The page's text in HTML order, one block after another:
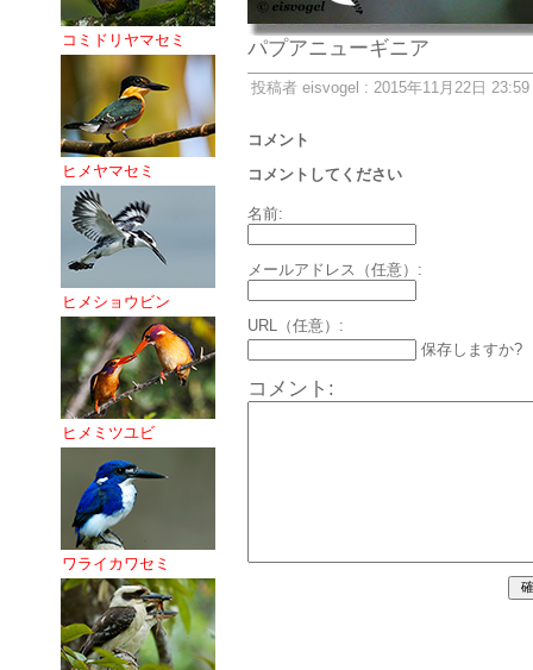
コミドリヤマセミ
ヒメヤマセミ
ヒメショウビン
ヒメミツユビ
ワライカワセミ
パプアニューギニア
投稿者 eisvogel : 2015年11月22日 23:59
コメント
コメントしてください
名前:
メールアドレス（任意）:
URL（任意）:
保存しますか?
コメント: